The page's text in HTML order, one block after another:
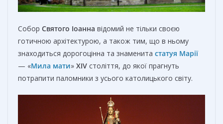
Собор Святого Іоанна відомий не тільки своєю
готичною архітектурою, а також тим, що в ньому
знаходиться дорогоцінна та знаменита статуя Марії
— «Мила мати» XIV століття, до якої прагнуть
потрапити паломники з усього католицького світу.